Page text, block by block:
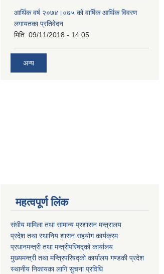
आर्थिक वर्ष २०७४।०७५ को वार्षिक आर्थिक विवरण
लगायतका प्रतिवेदन
मिति: 09/11/2018 - 14:05
अन्य
महत्वपूर्ण लिंक
संघीय मामिला तथा सामान्य प्रशासन मन्त्रालय
प्रदेश तथा स्थानिय शासन सहयोग कार्यक्रम
प्रधानमन्त्री तथा मन्त्रीपरिषद्को कार्यालय
मुख्यमन्त्री तथा मन्त्रिपरिषद्को कार्यालय गण्डकी प्रदेश
स्थानीय निकायका लागि सुचना प्रविधि